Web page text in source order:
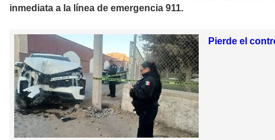
inmediata a la línea de emergencia 911.
Pierde el